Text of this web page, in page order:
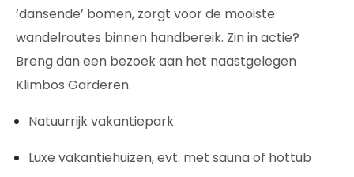
‘dansende’ bomen, zorgt voor de mooiste
wandelroutes binnen handbereik. Zin in actie?
Breng dan een bezoek aan het naastgelegen
Klimbos Garderen.
Natuurrijk vakantiepark
Luxe vakantiehuizen, evt. met sauna of hottub